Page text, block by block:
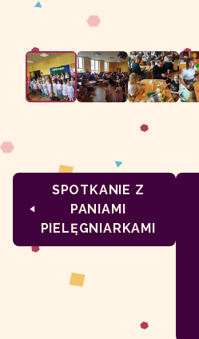
SPOTKANIE Z
PANIAMI
PIELĘGNIARKAMI